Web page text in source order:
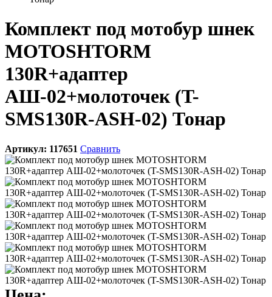
Комплект под мотобур шнек
MOTOSHTORM
130R+адаптер
АШ-02+молоточек (T-
SMS130R-ASH-02) Тонар
Артикул: 117651 Сравнить